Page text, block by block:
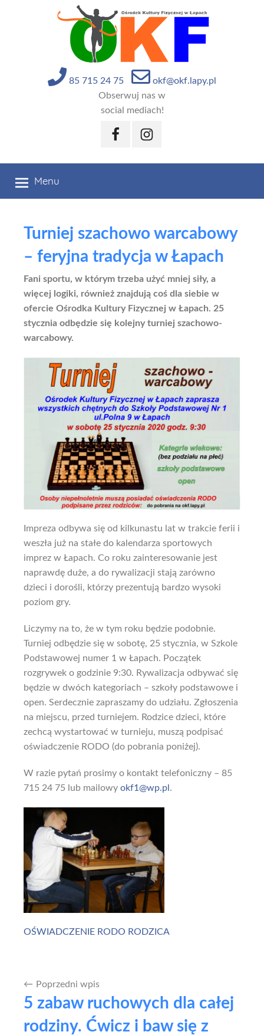
85 715 24 75
okf@okf.lapy.pl
Obserwuj nas w
social mediach!
FacebookInstagram
Menu
Turniej szachowo warcabowy
– feryjna tradycja w Łapach
Fani sportu, w którym trzeba użyć mniej siły, a
więcej logiki, również znajdują coś dla siebie w
ofercie Ośrodka Kultury Fizycznej w Łapach. 25
stycznia odbędzie się kolejny turniej szachowo-
warcabowy.
Impreza odbywa się od kilkunastu lat w trakcie ferii i
weszła już na stałe do kalendarza sportowych
imprez w Łapach. Co roku zainteresowanie jest
naprawdę duże, a do rywalizacji stają zarówno
dzieci i dorośli, którzy prezentują bardzo wysoki
poziom gry.
Liczymy na to, że w tym roku będzie podobnie.
Turniej odbędzie się w sobotę, 25 stycznia, w Szkole
Podstawowej numer 1 w Łapach. Początek
rozgrywek o godzinie 9:30. Rywalizacja odbywać się
będzie w dwóch kategoriach – szkoły podstawowe i
open. Serdecznie zapraszamy do udziału. Zgłoszenia
na miejscu, przed turniejem. Rodzice dzieci, które
zechcą wystartować w turnieju, muszą podpisać
oświadczenie RODO (do pobrania poniżej).
W razie pytań prosimy o kontakt telefoniczny – 85
715 24 75 lub mailowy okf1@wp.pl .
OŚWIADCZENIE RODO RODZICA
Nawigacja
wpisu
Poprzedni wpis
5 zabaw ruchowych dla całej
rodziny. Ćwicz i baw się z